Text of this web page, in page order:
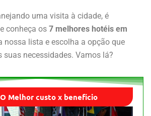
uma visita à cidade, é
conheça os 7 melhores hotéis em
nossa lista e escolha a opção que
suas necessidades. Vamos lá?
O Melhor custo x benefício